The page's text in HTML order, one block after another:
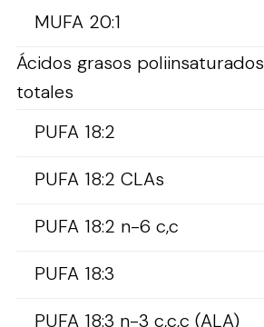
MUFA 20:1
Ácidos grasos poliinsaturados
totales
PUFA 18:2
PUFA 18:2 CLAs
PUFA 18:2 n-6 c,c
PUFA 18:3
PUFA 18:3 n-3 c,c,c (ALA)